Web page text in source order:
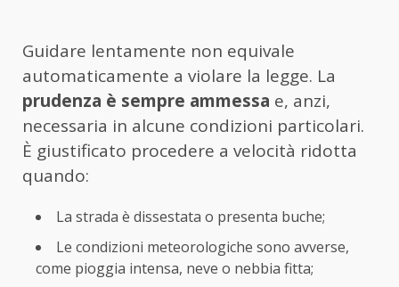
Guidare lentamente non equivale
automaticamente a violare la legge. La
prudenza è sempre ammessa e, anzi,
necessaria in alcune condizioni particolari.
È giustificato procedere a velocità ridotta
quando:
La strada è dissestata o presenta buche;
Le condizioni meteorologiche sono avverse,
come pioggia intensa, neve o nebbia fitta;